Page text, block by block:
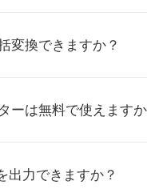
変換できますか？
ーは無料で使えます
出力できますか？